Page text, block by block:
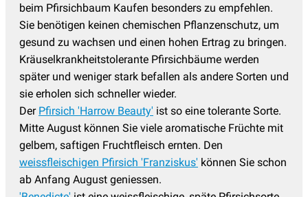
beim Pfirsichbaum Kaufen besonders zu empfehlen.
Sie benötigen keinen chemischen Pflanzenschutz, um
gesund zu wachsen und einen hohen Ertrag zu bringen.
Kräuselkrankheitstolerante Pfirsichbäume werden
später und weniger stark befallen als andere Sorten und
sie erholen sich schneller wieder.
Der Pfirsich 'Harrow Beauty' ist so eine tolerante Sorte.
Mitte August können Sie viele aromatische Früchte mit
gelbem, saftigen Fruchtfleisch ernten. Den
weissfleischigen Pfirsich 'Franziskus' können Sie schon
ab Anfang August geniessen.